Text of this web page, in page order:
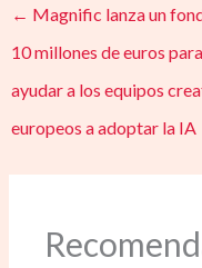
← Magnific lanza un
10 millones de euros para
ayudar a los equipos
europeos a adoptar la IA